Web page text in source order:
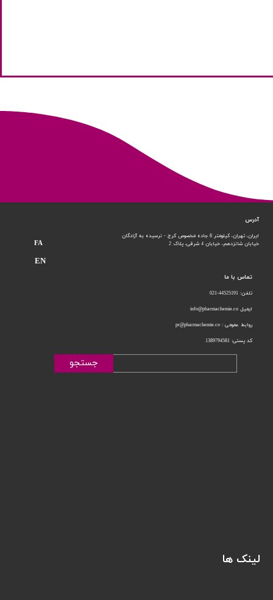
تماس با ما
تلفن: 44525191-021
ایمیل info@pharmachemie.co
روابط عمومی : pr@pharmachemie.co
کد پستی: 1389794581
آدرس
ایران، تهران، کیلومتر 8 جاده مخصوص کرج - نرسیده به آزادگان
خیابان شانزدهم، خیابان 4 شرقی، پلاک 2
جستجو
لینک ها
FA